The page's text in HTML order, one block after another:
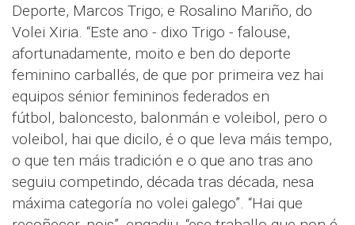
Deporte, Marcos Trigo; e Rosalino Mariño, do
Volei Xiria. “Este ano - dixo Trigo - falouse,
afortunadamente, moito e ben do deporte
feminino carballés, de que por primeira vez hai
equipos sénior femininos federados en
fútbol, baloncesto, balonmán e voleibol, pero o
voleibol, hai que dicilo, é o que leva máis tempo,
o que ten máis tradición e o que ano tras ano
seguiu competindo, década tras década, nesa
máxima categoría no volei galego”. “Hai que